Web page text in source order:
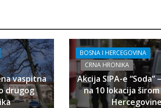
vaspitna
drugog
BOSNA I HERCEGOVINA
CRNA HRONIKA
Akcija SIPA-e
na 10 lokacija